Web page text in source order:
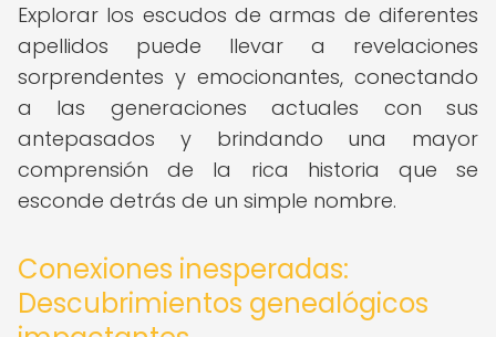
Explorar los escudos de armas de diferentes
apellidos puede llevar a revelaciones
sorprendentes y emocionantes, conectando
a las generaciones actuales con sus
antepasados y brindando una mayor
comprensión de la rica historia que se
esconde detrás de un simple nombre.
Conexiones inesperadas:
Descubrimientos genealógicos